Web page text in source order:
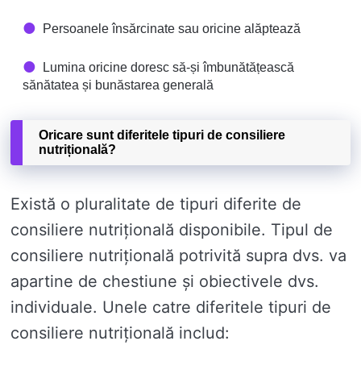
Persoanele însărcinate sau oricine alăptează
Lumina oricine doresc să-și îmbunătățească
sănătatea și bunăstarea generală
Oricare sunt diferitele tipuri de consiliere
nutrițională?
Există o pluralitate de tipuri diferite de
consiliere nutrițională disponibile. Tipul de
consiliere nutrițională potrivită supra dvs. va
apartine de chestiune și obiectivele dvs.
individuale. Unele catre diferitele tipuri de
consiliere nutrițională includ: